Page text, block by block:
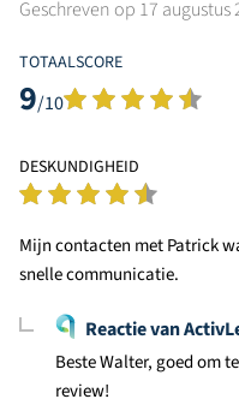
Geschreven op 17 augustus
TOTAALSCORE
9/10
DESKUNDIGHEID
Mijn contacten met Patrick
snelle communicatie.
Reactie van
Beste Walter, goed om
review!